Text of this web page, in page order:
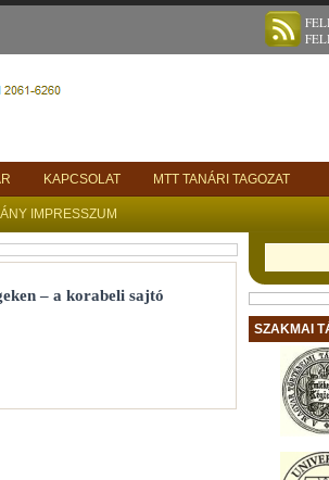
KAPCSOLAT MTT TANÁRI TAGOZAT
IMPRESSZUM
– a korabeli sajtó
SZAKMAI